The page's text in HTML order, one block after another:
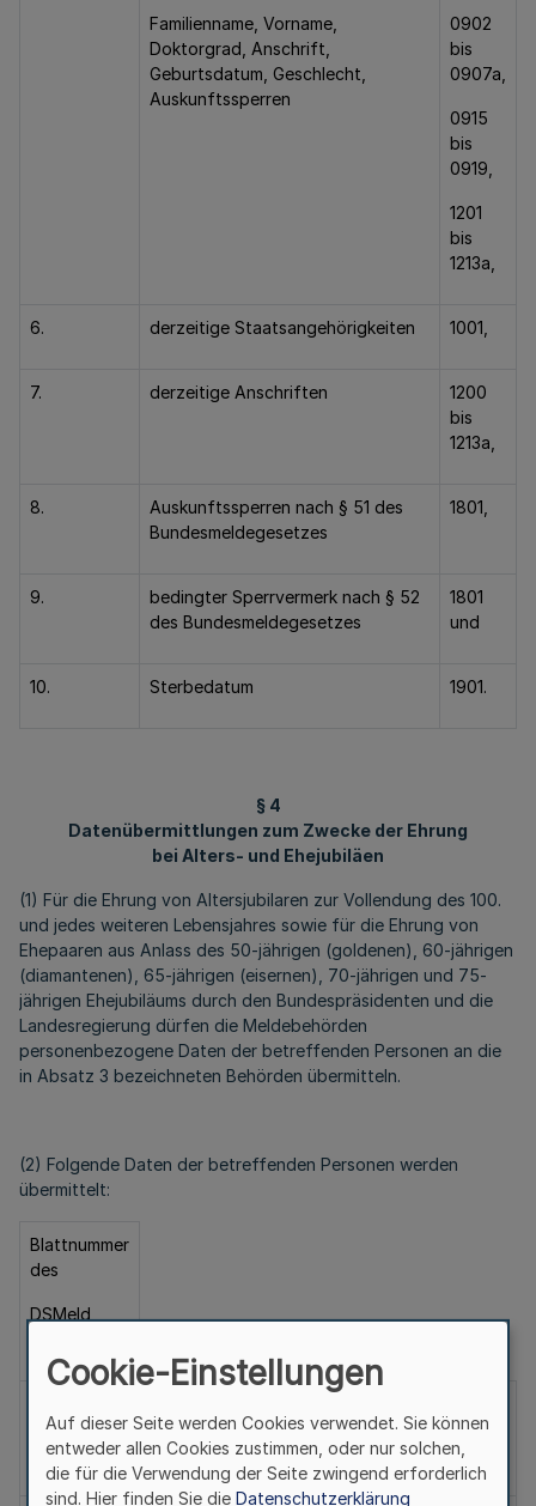
Familienname, Vorname,
Doktorgrad, Anschrift,
Geburtsdatum, Geschlecht,
Auskunftssperren
0902
bis
0907a,
0915
bis
0919,
1201
bis
1213a,
6. derzeitige Staatsangehörigkeiten 1001,
7. derzeitige Anschriften
1200
bis
1213a,
8.
Auskunftssperren nach § 51 des
Bundesmeldegesetzes
1801,
9.
bedingter Sperrvermerk nach § 52
des Bundesmeldegesetzes
1801
und
10. Sterbedatum 1901.
§ 4
Datenübermittlungen zum Zwecke der Ehrung
bei Alters- und Ehejubiläen
(1) Für die Ehrung von Altersjubilaren zur Vollendung des 100.
und jedes weiteren Lebensjahres sowie für die Ehrung von
Ehepaaren aus Anlass des 50-jährigen (goldenen), 60-jährigen
(diamantenen), 65-jährigen (eisernen), 70-jährigen und 75-
jährigen Ehejubiläums durch den Bundespräsidenten und die
Landesregierung dürfen die Meldebehörden
personenbezogene Daten der betreffenden Personen an die
in Absatz 3 bezeichneten Behörden übermitteln.
(2) Folgende Daten der betreffenden Personen werden
übermittelt:
Blattnummer
des
DSMeld
bis
0102,
Cookie-Einstellungen
Auf dieser Seite werden Cookies verwendet. Sie können
entweder allen Cookies zustimmen, oder nur solchen,
die für die Verwendung der Seite zwingend erforderlich
sind. Hier finden Sie die Datenschutzerklärung